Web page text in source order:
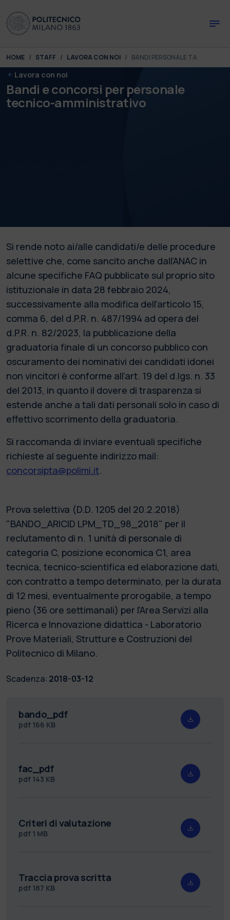
You are here:
HOME STAFF LAVORA CON NOI BANDI PERSONALE TA
Lavora con noi
Bandi e concorsi per personale
tecnico-amministrativo
Si rende noto ai/alle candidati/e delle procedure
selettive che, come sancito anche dall’ANAC in
alcune specifiche FAQ pubblicate sul proprio sito
istituzionale in data 28 febbraio 2024,
successivamente alla modifica dell’articolo 15,
comma 6, del d.P.R. n. 487/1994 ad opera del
d.P.R. n. 82/2023, la pubblicazione della
graduatoria finale di un concorso pubblico con
oscuramento dei nominativi dei candidati idonei
non vincitori è conforme all’art. 19 del d.lgs. n. 33
del 2013, in quanto il dovere di trasparenza si
estende anche a tali dati personali solo in caso di
effettivo scorrimento della graduatoria.
Si raccomanda di inviare eventuali specifiche
richieste al seguente indirizzo mail:
concorsipta@polimi.it.
Prova selettiva (D.D. 1205 del 20.2.2018)
"BANDO_ARICID LPM_TD_98_2018" per il
reclutamento di n. 1 unità di personale di
categoria C, posizione economica C1, area
tecnica, tecnico-scientifica ed elaborazione dati,
con contratto a tempo determinato, per la durata
di 12 mesi, eventualmente prorogabile, a tempo
pieno (36 ore settimanali) per l'Area Servizi alla
Ricerca e Innovazione didattica - Laboratorio
Prove Materiali, Strutture e Costruzioni del
Politecnico di Milano.
Scadenza: 2018-03-12
bando_pdf
pdf 166 KB
fac_pdf
pdf 143 KB
Criteri di valutazione
pdf 1 MB
Traccia prova scritta
pdf 187 KB